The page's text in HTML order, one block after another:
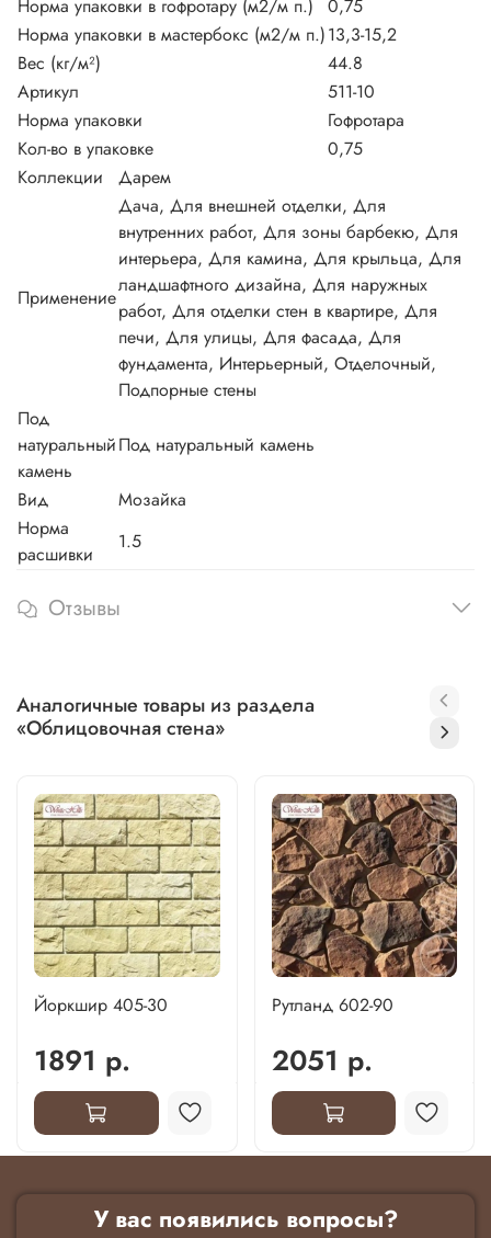
Норма упаковки в гофротару (м2/м п.)
0,75
Норма упаковки в мастербокс (м2/м п.)13,3-15,2
Вес (кг/м²)
44.8
Артикул
511-10
Норма упаковки
Гофротара
Кол-во в упаковке
0,75
Коллекции
Дарем
Применение
Дача, Для внешней отделки, Для
внутренних работ, Для зоны барбекю, Для
интерьера, Для камина, Для крыльца, Для
ландшафтного дизайна, Для наружных
работ, Для отделки стен в квартире, Для
печи, Для улицы, Для фасада, Для
фундамента, Интерьерный, Отделочный,
Подпорные стены
Под
натуральный
камень
Под натуральный камень
Вид
Мозайка
Норма
расшивки
1.5
Отзывы
Аналогичные товары из раздела
«Облицовочная стена»
Йоркшир 405-30
1891 р.
Рутланд 602-90
2051 р.
У вас появились вопросы?